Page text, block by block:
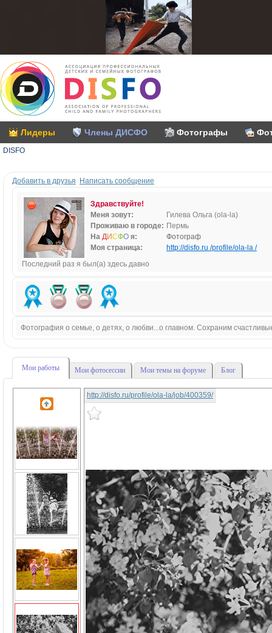
Лидеры Члены ДИСФО Фотографы
DISFO
Добавить в друзья Написать сообщение
Здравствуйте!
Меня зовут:
Гилева Ольга (ola-la)
Проживаю в городе: Пермь
На ДИСФО я:
Фотограф
Моя страница:
http://disfo.ru /profile/ola-la /
Последний раз я был(а) здесь давно
Фотография о семье, о детях, о любви...о главном. Сохраним
Мои работы Мои фотосессии Мои темы на форуме Блог
http://disfo.ru/profile/ola-la/job/400359/